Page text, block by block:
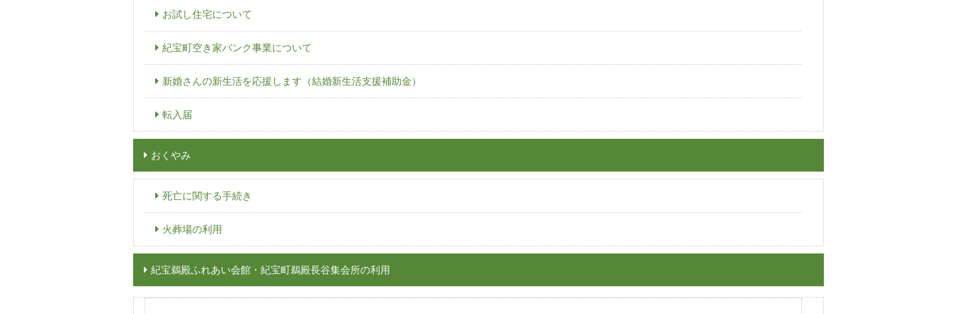
お試し住宅について
紀宝町空き家バンク事業について
新婚さんの新生活を応援します（結婚新生活支援補助金）
転入届
おくやみ
死亡に関する手続き
火葬場の利用
紀宝鵜殿ふれあい会館・紀宝町鵜殿長谷集会所の利用